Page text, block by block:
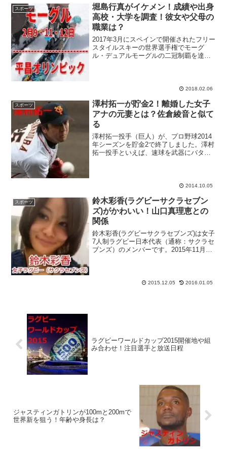
スポーツ
堀島行真がイケメン！成績や出身
高校・大学を調査！彼女や父母の
職業は？
2017年3月にスペインで開催されたフリー
スタイルスキーの世界選手権でモーグ
ル・デュアルモーグルの二冠制覇を達成
2018.02.06
スポーツ
澤村拓一が貯金2！離婚した女子
アナの元妻とは？佐倉綾音と似て
る
澤村拓一投手（巨人）が、プロ野球2014
年シーズンを貯金2で終了しました。澤村
拓一投手といえば、速球を武器にバタバ
2014.10.05
スポーツ
鈴木彩香(ラグビーサクラセブン
ズ)がかわいい！山口真理恵との
関係
鈴木彩香(ラグビーサクラセブンズ)は女子
7人制ラグビー日本代表（通称：サクラセ
ブンズ）のメンバーです。2015年11月に
2015.12.05 2016.01.05
ラグビーワールドカップ2015開催地や組
み合わせ！注目選手と放送日程
ジャスティンガトリンが100mと200mで
世界新を狙う！年齢や身長は？